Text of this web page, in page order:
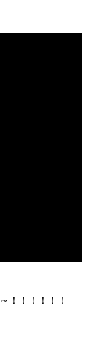
！！！！！！